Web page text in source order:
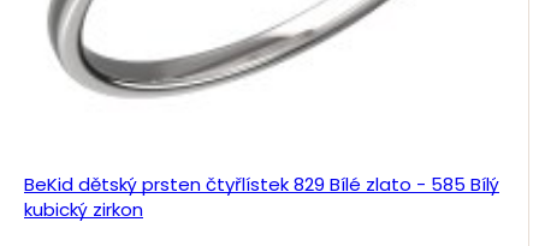
BeKid dětský prsten čtyřlístek 829 Bílé zlato - 585 Bílý
kubický zirkon